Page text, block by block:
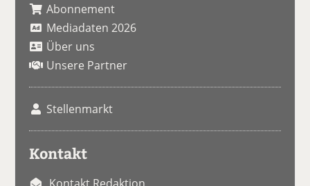
Abonnement
Mediadaten 2026
Über uns
Unsere Partner
Stellenmarkt
Kontakt
Kontakt Redaktion